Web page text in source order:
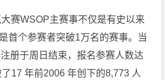
赛WSOP主赛事不仅是有史以来
首个参赛者突破1万名的赛事。当
册于周日结束，报名参赛人数达
17 年前2006 年创下的8,773 人